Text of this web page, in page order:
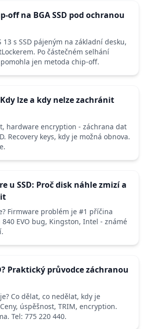
off na BGA SSD pod ochranou
13 s SSD pájeným na základní desku,
Po částečném selhání
jen metoda chip-off.
lze a kdy nelze zachránit
hardware encryption - záchrana dat
Recovery keys, kdy je možná obnova.
u SSD: Proč disk náhle zmizí a
Firmware problém je #1 příčina
EVO bug, Kingston, Intel - známé
Praktický průvodce záchranou
Co dělat, co nedělat, kdy je
úspěšnost, TRIM, encryption.
Tel: 775 220 440.